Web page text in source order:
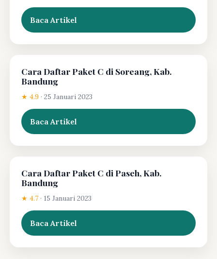
Baca Artikel
Cara Daftar Paket C di Soreang, Kab.
Bandung
★ 4.9 · 25 Januari 2023
Baca Artikel
Cara Daftar Paket C di Paseh, Kab.
Bandung
★ 4.7 · 15 Januari 2023
Baca Artikel